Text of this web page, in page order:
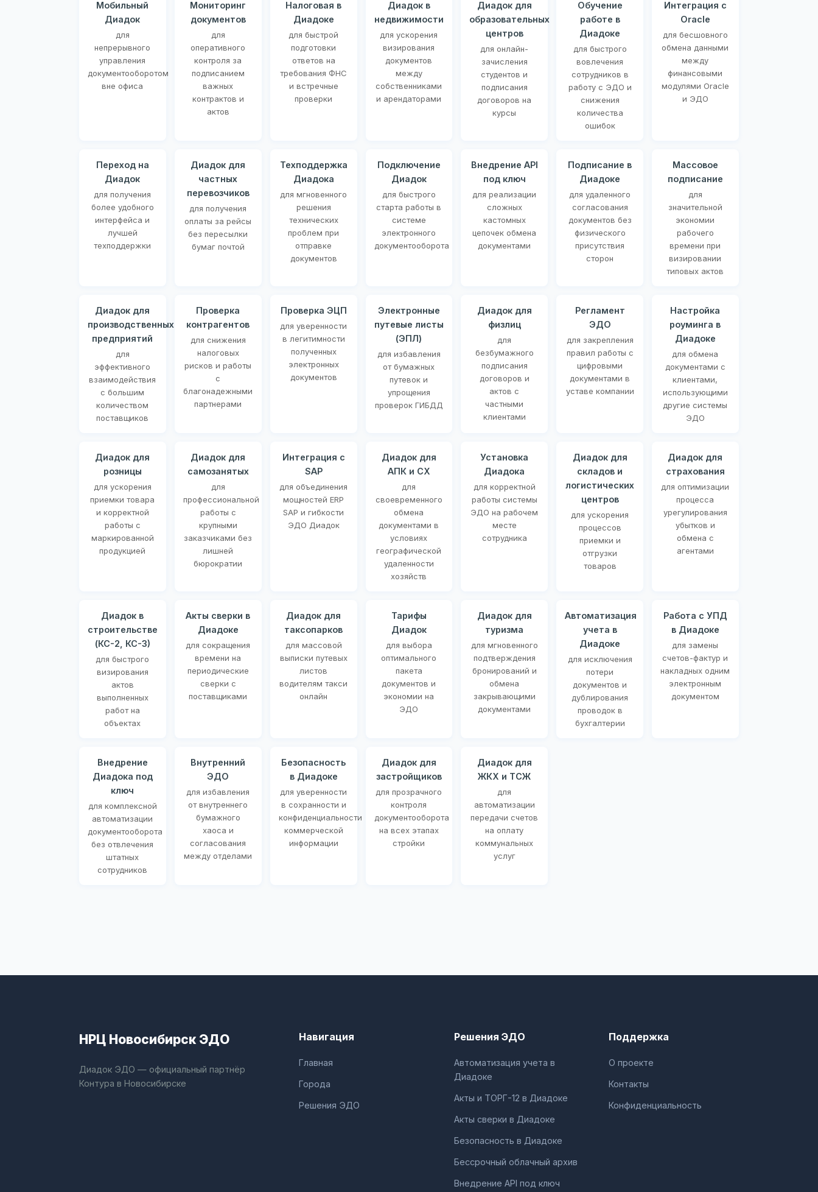
Мобильный
Диадок
для
непрерывного
управления
документооборотом
вне офиса
Мониторинг
документов
для
оперативного
контроля за
подписанием
важных
контрактов и
актов
Налоговая в
Диадоке
для быстрой
подготовки
ответов на
требования ФНС
и встречные
проверки
Диадок в
недвижимости
для ускорения
визирования
документов
между
собственниками
и арендаторами
Диадок для
образовательных
центров
для онлайн-
зачисления
студентов и
подписания
договоров на
курсы
Обучение
работе в
Диадоке
для быстрого
вовлечения
сотрудников в
работу с ЭДО и
снижения
количества
ошибок
Интеграция с
Oracle
для бесшовного
обмена данными
между
финансовыми
модулями Oracle
и ЭДО
Переход на
Диадок
для получения
более удобного
интерфейса и
лучшей
техподдержки
Диадок для
частных
перевозчиков
для получения
оплаты за рейсы
без пересылки
бумаг почтой
Техподдержка
Диадока
для мгновенного
решения
технических
проблем при
отправке
документов
Подключение
Диадок
для быстрого
старта работы в
системе
электронного
документооборота
Внедрение API
под ключ
для реализации
сложных
кастомных
цепочек обмена
документами
Подписание в
Диадоке
для удаленного
согласования
документов без
физического
присутствия
сторон
Массовое
подписание
для
значительной
экономии
рабочего
времени при
визировании
типовых актов
Диадок для
производственных
предприятий
для
эффективного
взаимодействия
с большим
количеством
поставщиков
Проверка
контрагентов
для снижения
налоговых
рисков и работы
с
благонадежными
партнерами
Проверка ЭЦП
для уверенности
в легитимности
полученных
электронных
документов
Электронные
путевые листы
(ЭПЛ)
для избавления
от бумажных
путевок и
упрощения
проверок ГИБДД
Диадок для
физлиц
для
безбумажного
подписания
договоров и
актов с
частными
клиентами
Регламент
ЭДО
для закрепления
правил работы с
цифровыми
документами в
уставе компании
Настройка
роуминга в
Диадоке
для обмена
документами с
клиентами,
использующими
другие системы
ЭДО
Диадок для
розницы
для ускорения
приемки товара
и корректной
работы с
маркированной
продукцией
Диадок для
самозанятых
для
профессиональной
работы с
крупными
заказчиками без
лишней
бюрократии
Интеграция с
SAP
для объединения
мощностей ERP
SAP и гибкости
ЭДО Диадок
Диадок для
АПК и СХ
для
своевременного
обмена
документами в
условиях
географической
удаленности
хозяйств
Установка
Диадока
для корректной
работы системы
ЭДО на рабочем
месте
сотрудника
Диадок для
складов и
логистических
центров
для ускорения
процессов
приемки и
отгрузки
товаров
Диадок для
страхования
для оптимизации
процесса
урегулирования
убытков и
обмена с
агентами
Диадок в
строительстве
(КС-2, КС-3)
для быстрого
визирования
актов
выполненных
работ на
объектах
Акты сверки в
Диадоке
для сокращения
времени на
периодические
сверки с
поставщиками
Диадок для
таксопарков
для массовой
выписки путевых
листов
водителям такси
онлайн
Тарифы
Диадок
для выбора
оптимального
пакета
документов и
экономии на
ЭДО
Диадок для
туризма
для мгновенного
подтверждения
бронирований и
обмена
закрывающими
документами
Автоматизация
учета в
Диадоке
для исключения
потери
документов и
дублирования
проводок в
бухгалтерии
Работа с УПД
в Диадоке
для замены
счетов-фактур и
накладных одним
электронным
документом
Внедрение
Диадока под
ключ
для комплексной
автоматизации
документооборота
без отвлечения
штатных
сотрудников
Внутренний
ЭДО
для избавления
от внутреннего
бумажного
хаоса и
согласования
между отделами
Безопасность
в Диадоке
для уверенности
в сохранности и
конфиденциальности
коммерческой
информации
Диадок для
застройщиков
для прозрачного
контроля
документооборота
на всех этапах
стройки
Диадок для
ЖКХ и ТСЖ
для
автоматизации
передачи счетов
на оплату
коммунальных
услуг
НРЦ Новосибирск ЭДО
Диадок ЭДО — официальный партнёр
Контура в Новосибирске
Навигация
Главная
Города
Решения ЭДО
Решения ЭДО
Автоматизация учета в
Диадоке
Акты и ТОРГ-12 в Диадоке
Акты сверки в Диадоке
Безопасность в Диадоке
Бессрочный облачный архив
Внедрение API под ключ
Поддержка
О проекте
Контакты
Конфиденциальность